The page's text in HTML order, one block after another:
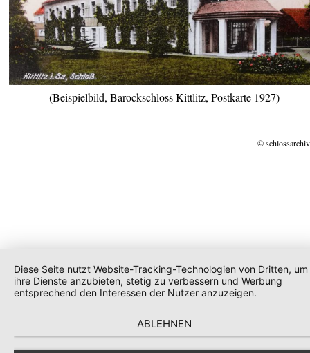
(Beispielbild, Barockschloss Kittlitz, Postkarte 1927)
©
Diese Seite nutzt Website-Tracking-Technologien von Dritten, um
ihre Dienste anzubieten, stetig zu verbessern und Werbung
entsprechend den Interessen der Nutzer anzuzeigen.
ABLEHNEN